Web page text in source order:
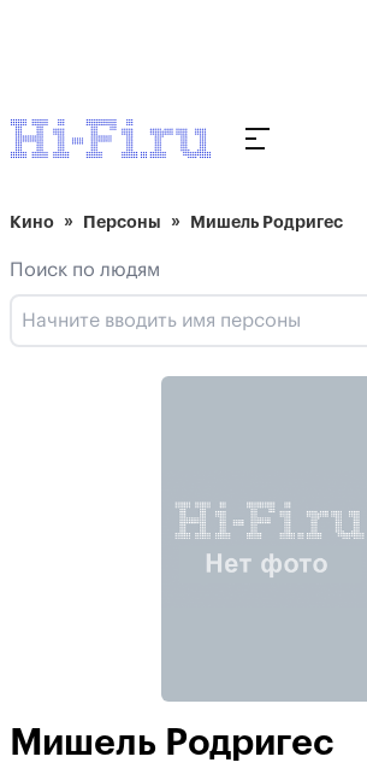
Кино Персоны Мишель Родригес
Поиск по людям
Мишель Родригес